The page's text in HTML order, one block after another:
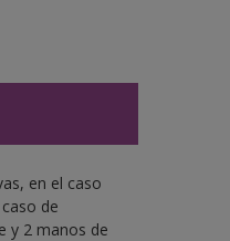
en el caso
de
y 2 manos de